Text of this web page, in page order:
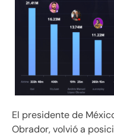
El presidente de
Obrador, volvió a